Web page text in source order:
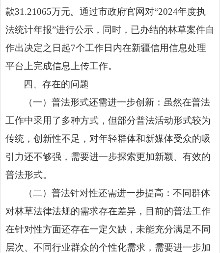
款31.21065万元。通过市政府官网对“2024年度执
法统计年报”进行公示，同时，已办结的林草案件自
作出决定之日起7个工作日内在新疆信用信息处理
平台上完成信息上传工作。
四、存在的问题
（一）普法形式还需进一步创新：虽然在普法
工作中采用了多种方式，但部分普法活动形式较为
传统，创新性不足，对年轻群体和新媒体受众的吸
引力还不够强，需要进一步探索更加新颖、有效的
普法形式。
（二）普法针对性还需进一步提高：不同群体
对林草法律法规的需求存在差异，目前的普法工作
在针对性方面还存在一定欠缺，未能充分满足不同
层次、不同行业群众的个性化需求，需要进一步加